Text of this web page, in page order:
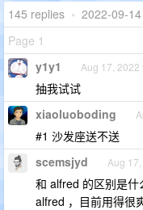
145 replies • 2022-09-
Page 1
y1y1 Aug 17, 2022
抽我试试
xiaoluoboding
#1 沙发座送不送
scemsjyd Aug
和 alfred 的区别是
alfred ，目前用得很